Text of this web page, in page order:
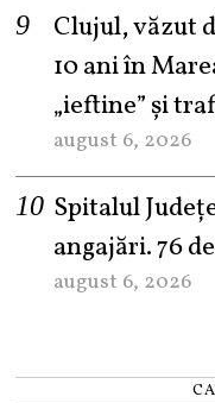
Clujul, văzut
10 ani în
„ieftine” și
august 6, 2026
Spitalul
angajări. 76
august 6, 2026